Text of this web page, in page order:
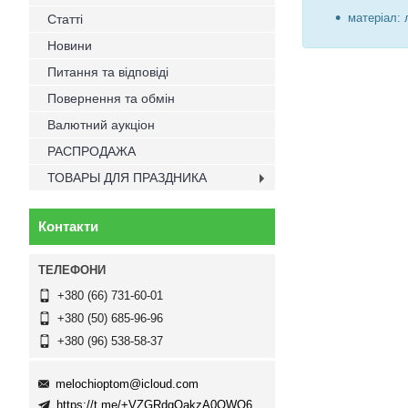
Статті
Новини
Питання та відповіді
Повернення та обмін
Валютний аукціон
РАСПРОДАЖА
ТОВАРЫ ДЛЯ ПРАЗДНИКА
Контакти
+380 (66) 731-60-01
+380 (50) 685-96-96
+380 (96) 538-58-37
melochioptom@icloud.com
https://t.me/+VZGRdgQakzA0OWQ6